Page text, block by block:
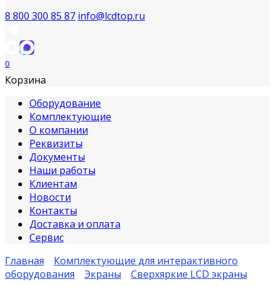
8 800 300 85 87 info@lcdtop.ru
0
Корзина
Оборудование
Комплектующие
О компании
Реквизиты
Документы
Наши работы
Клиентам
Новости
Контакты
Доставка и оплата
Сервис
Главная
Комплектующие для интерактивного
оборудования
Экраны Сверхяркие LCD экраны